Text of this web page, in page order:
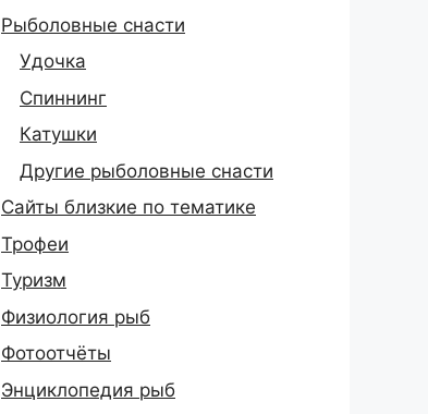
Рыболовные снасти
Удочка
Спиннинг
Катушки
Другие рыболовные снасти
Сайты близкие по тематике
Трофеи
Туризм
Физиология рыб
Фотоотчёты
Энциклопедия рыб